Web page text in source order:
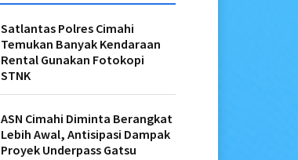
Satlantas Polres Cimahi
Temukan Banyak Kendaraan
Rental Gunakan Fotokopi
STNK
ASN Cimahi Diminta Berangkat
Lebih Awal, Antisipasi Dampak
Proyek Underpass Gatsu